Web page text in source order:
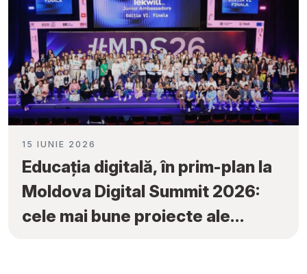
15 IUNIE 2026
Educația digitală, în prim-plan la
Moldova Digital Summit 2026:
cele mai bune proiecte ale